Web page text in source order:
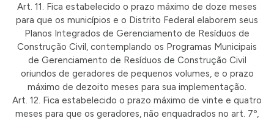
Art. 11. Fica estabelecido o prazo máximo de doze meses
para que os municípios e o Distrito Federal elaborem seus
Planos Integrados de Gerenciamento de Resíduos de
Construção Civil, contemplando os Programas Municipais
de Gerenciamento de Resíduos de Construção Civil
oriundos de geradores de pequenos volumes, e o prazo
máximo de dezoito meses para sua implementação.
Art. 12. Fica estabelecido o prazo máximo de vinte e quatro
meses para que os geradores, não enquadrados no art. 7º,